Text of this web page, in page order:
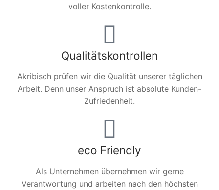
voller Kostenkontrolle.
Qualitätskontrollen
Akribisch prüfen wir die Qualität unserer täglichen
Arbeit. Denn unser Anspruch ist absolute Kunden-
Zufriedenheit.
eco Friendly
Als Unternehmen übernehmen wir gerne
Verantwortung und arbeiten nach den höchsten